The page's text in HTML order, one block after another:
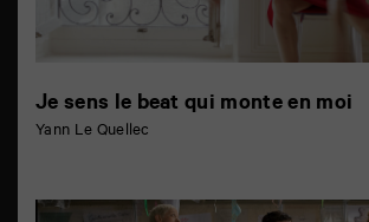
Je sens le beat qui monte en moi
Yann Le Quellec